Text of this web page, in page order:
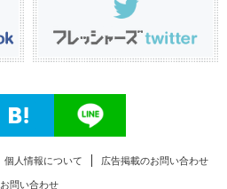
個人情報について 広告掲載のお問い合わせ
お問い合わせ